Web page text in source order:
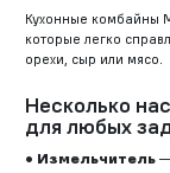
Кухонные комбайны
которые легко
орехи, сыр или мясо.
Несколько
для любых
Измельчитель —